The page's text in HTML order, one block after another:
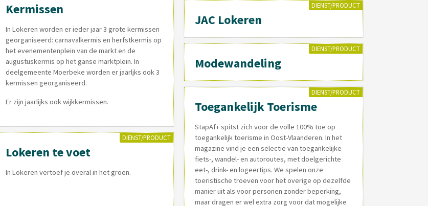
Kermissen
In Lokeren worden er ieder jaar 3 grote kermissen
georganiseerd: carnavalkermis en herfstkermis op
het evenementenplein van de markt en de
augustuskermis op het ganse marktplein. In
deelgemeente Moerbeke worden er jaarljks ook 3
kermissen georganiseerd.
Er zijn jaarlijks ook wijkkermissen.
DIENST/PRODUCT
Lokeren te voet
In Lokeren vertoef je overal in het groen.
DIENST/PRODUCT
JAC Lokeren
DIENST/PRODUCT
Modewandeling
DIENST/PRODUCT
Toegankelijk Toerisme
StapAf+ spitst zich voor de volle 100% toe op
toegankelijk toerisme in Oost-Vlaanderen. In het
magazine vind je een selectie van toegankelijke
fiets-, wandel- en autoroutes, met doelgerichte
eet-, drink- en logeertips. We spelen onze
toeristische troeven voor het overige op dezelfde
manier uit als voor personen zonder beperking,
maar dragen er wel extra zorg voor dat mogelijke